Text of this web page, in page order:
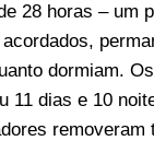
28 horas – um
dormiam.
11 dias e 10